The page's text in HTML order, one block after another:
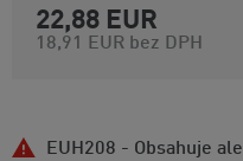
22,88 EUR
18,91 EUR bez DPH
EUH208 - Obsahuje